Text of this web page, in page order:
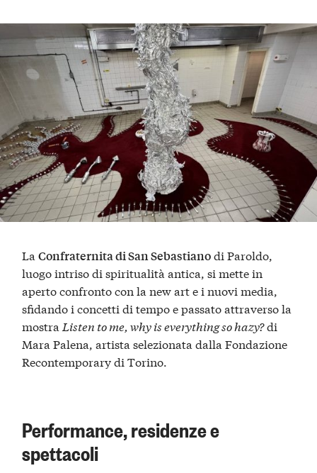
LaConfraternita di San Sebastianodi Paroldo,
luogo intriso di spiritualità antica, si mette in
aperto confronto con la new art e i nuovi media,
sfidando i concetti di tempo e passato attraverso la
mostra Listen to me, why is everything so hazy?di
Mara Palena, artista selezionata dalla Fondazione
Recontemporary di Torino.
Performance, residenze e
spettacoli